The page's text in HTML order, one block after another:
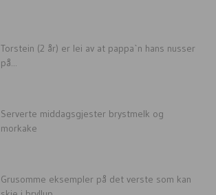
Torstein (2 år) er lei av at pappa`n hans nusser
på...
Serverte middagsgjester brystmelk og
morkake
Grusomme eksempler på det verste som kan